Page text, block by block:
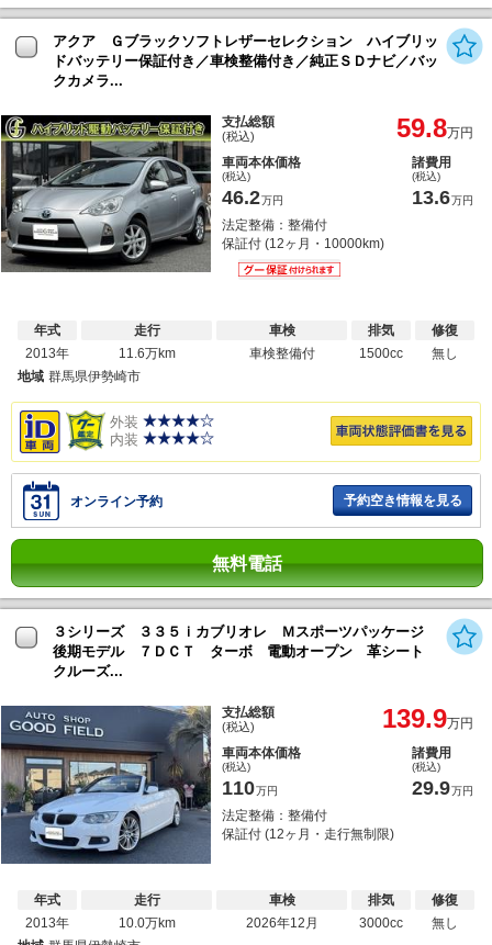
アクア Ｇブラックソフトレザーセレクション ハイブリッ
ドバッテリー保証付き／車検整備付き／純正ＳＤナビ／バッ
クカメラ...
支払総額
(税込) 59.8万円
車両本体価格
(税込)
46.2万円
諸費用
(税込)
13.6万円
法定整備：整備付
保証付 (12ヶ月・10000km)
年式
2013年
走行
11.6万km
車検
車検整備付
排気
1500cc
修復
無し
地域 群馬県伊勢崎市
外装
内装
オンライン予約 予約空き情報を見る
無料電話
３シリーズ ３３５ｉカブリオレ Ｍスポーツパッケージ
後期モデル ７ＤＣＴ ターボ 電動オープン 革シート
クルーズ...
支払総額
(税込) 139.9万円
車両本体価格
(税込)
110万円
諸費用
(税込)
29.9万円
法定整備：整備付
保証付 (12ヶ月・走行無制限)
年式
2013年
走行
10.0万km
車検
2026年12月
排気
3000cc
修復
無し